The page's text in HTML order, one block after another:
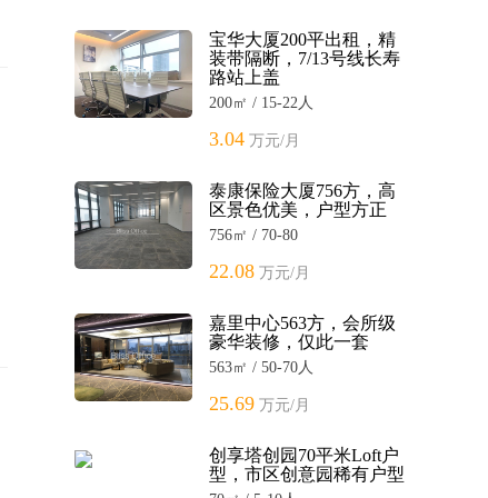
宝华大厦200平出租，精
装带隔断，7/13号线长寿
路站上盖
200㎡ / 15-22人
3.04 万元/月
泰康保险大厦756方，高
区景色优美，户型方正
756㎡ / 70-80
22.08 万元/月
嘉里中心563方，会所级
豪华装修，仅此一套
563㎡ / 50-70人
25.69 万元/月
创享塔创园70平米Loft户
型，市区创意园稀有户型